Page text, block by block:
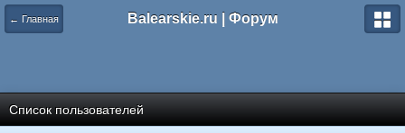
← Главная Balearskie.ru | Форум
Список пользователей